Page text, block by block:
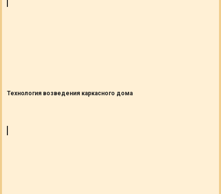
Технология возведения каркасного дома